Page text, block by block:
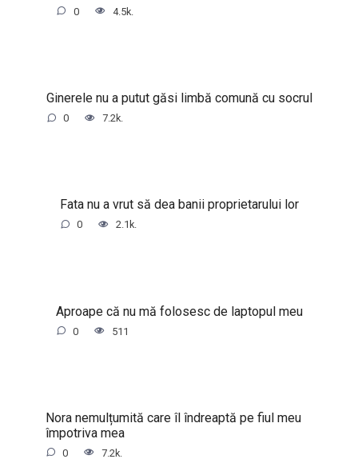
0 4.5k.
Ginerele nu a putut găsi limbă comună cu socrul
0 7.2k.
Fata nu a vrut să dea banii proprietarului lor
0 2.1k.
Aproape că nu mă folosesc de laptopul meu
0 511
Nora nemulțumită care îl îndreaptă pe fiul meu
împotriva mea
0 7.2k.